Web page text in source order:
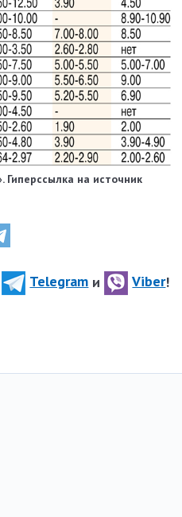
Гиперссылка на источник
Telegram и Viber!